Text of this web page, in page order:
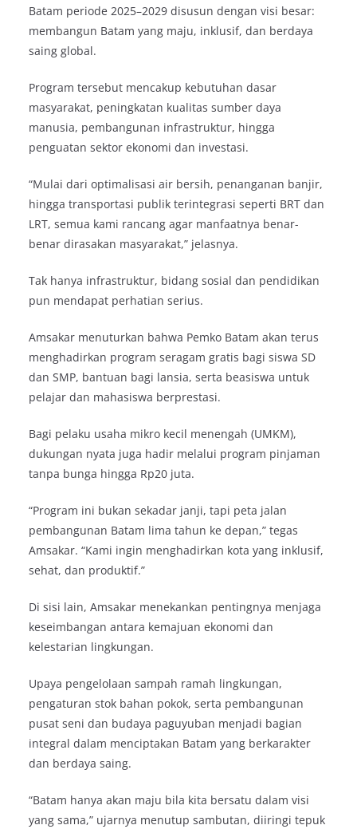
Batam periode 2025–2029 disusun dengan visi besar:
membangun Batam yang maju, inklusif, dan berdaya
saing global.
Program tersebut mencakup kebutuhan dasar
masyarakat, peningkatan kualitas sumber daya
manusia, pembangunan infrastruktur, hingga
penguatan sektor ekonomi dan investasi.
“Mulai dari optimalisasi air bersih, penanganan banjir,
hingga transportasi publik terintegrasi seperti BRT dan
LRT, semua kami rancang agar manfaatnya benar-
benar dirasakan masyarakat,” jelasnya.
Tak hanya infrastruktur, bidang sosial dan pendidikan
pun mendapat perhatian serius.
Amsakar menuturkan bahwa Pemko Batam akan terus
menghadirkan program seragam gratis bagi siswa SD
dan SMP, bantuan bagi lansia, serta beasiswa untuk
pelajar dan mahasiswa berprestasi.
Bagi pelaku usaha mikro kecil menengah (UMKM),
dukungan nyata juga hadir melalui program pinjaman
tanpa bunga hingga Rp20 juta.
“Program ini bukan sekadar janji, tapi peta jalan
pembangunan Batam lima tahun ke depan,” tegas
Amsakar. “Kami ingin menghadirkan kota yang inklusif,
sehat, dan produktif.”
Di sisi lain, Amsakar menekankan pentingnya menjaga
keseimbangan antara kemajuan ekonomi dan
kelestarian lingkungan.
Upaya pengelolaan sampah ramah lingkungan,
pengaturan stok bahan pokok, serta pembangunan
pusat seni dan budaya paguyuban menjadi bagian
integral dalam menciptakan Batam yang berkarakter
dan berdaya saing.
“Batam hanya akan maju bila kita bersatu dalam visi
yang sama,” ujarnya menutup sambutan, diiringi tepuk